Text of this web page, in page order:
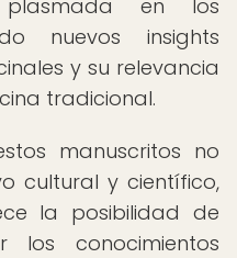
plasmada en los
nuevos insights
y su relevancia
tradicional.
manuscritos no
cultural y científico,
la posibilidad de
los conocimientos